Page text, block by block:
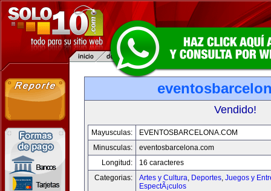
Vendido!
Mayusculas:
EVENTOSBARCELONA.COM
Minusculas:
eventosbarcelona.com
Longitud:
16 caracteres
Categorias:
Artes y Cultura, Deportes, Juegos y
EspectÃ¡culos